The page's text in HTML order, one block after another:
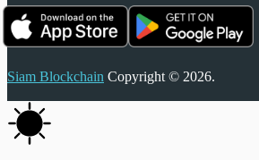
Siam Blockchain Copyright © 2026.